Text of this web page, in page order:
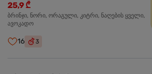
25,9 ₾
ბრინჯი, ნორი, ორაგული, კიტრი, ნაღების ყველი,
ავოკადო
16 3